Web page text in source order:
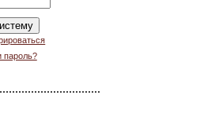
пароль?